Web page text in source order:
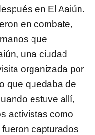
en El Aaiún.
en combate,
que
una ciudad
organizada por
que quedaba de
estuve allí,
activistas como
capturados